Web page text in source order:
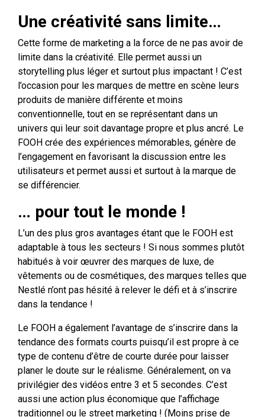
Une créativité sans limite…
Cette forme de marketing a la force de ne pas avoir de
limite dans la créativité. Elle permet aussi un
storytelling plus léger et surtout plus impactant ! C’est
l’occasion pour les marques de mettre en scène leurs
produits de manière différente et moins
conventionnelle, tout en se représentant dans un
univers qui leur soit davantage propre et plus ancré. Le
FOOH crée des expériences mémorables, génère de
l’engagement en favorisant la discussion entre les
utilisateurs et permet aussi et surtout à la marque de
se différencier.
… pour tout le monde !
L’un des plus gros avantages étant que le FOOH est
adaptable à tous les secteurs ! Si nous sommes plutôt
habitués à voir œuvrer des marques de luxe, de
vêtements ou de cosmétiques, des marques telles que
Nestlé n’ont pas hésité à relever le défi et à s’inscrire
dans la tendance !
Le FOOH a également l’avantage de s’inscrire dans la
tendance des formats courts puisqu’il est propre à ce
type de contenu d’être de courte durée pour laisser
planer le doute sur le réalisme. Généralement, on va
privilégier des vidéos entre 3 et 5 secondes. C’est
aussi une action plus économique que l’affichage
traditionnel ou le street marketing ! (Moins prise de